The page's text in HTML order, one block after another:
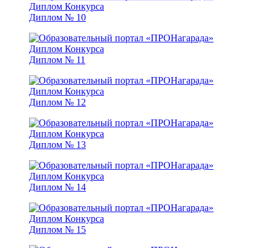
Диплом № 10
Диплом № 11
Диплом № 12
Диплом № 13
Диплом № 14
Диплом № 15